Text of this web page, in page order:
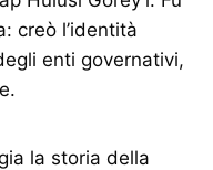
creò l’identità
enti governativi,
la storia della